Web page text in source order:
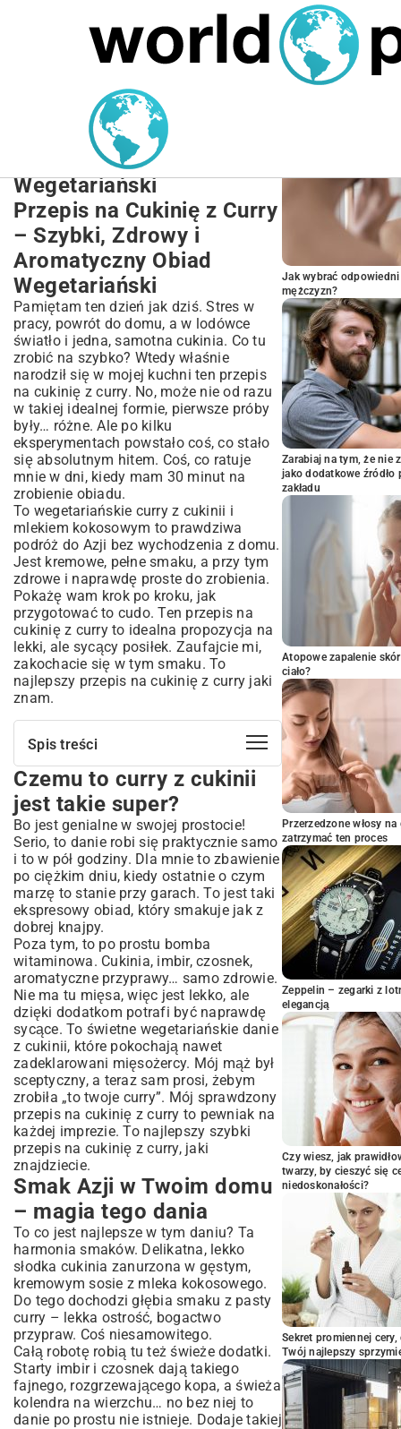
MARIUSZ ŁAMAGA 27.09.2025
Przepis na Cukinię z Curry
– Szybki, Zdrowy i
Aromatyczny Obiad
Wegetariański
Przepis na Cukinię z Curry
– Szybki, Zdrowy i
Aromatyczny Obiad
Wegetariański
Pamiętam ten dzień jak dziś. Stres w
pracy, powrót do domu, a w lodówce
światło i jedna, samotna cukinia. Co tu
zrobić na szybko? Wtedy właśnie
narodził się w mojej kuchni ten przepis
na cukinię z curry. No, może nie od razu
w takiej idealnej formie, pierwsze próby
były… różne. Ale po kilku
eksperymentach powstało coś, co stało
się absolutnym hitem. Coś, co ratuje
mnie w dni, kiedy mam 30 minut na
zrobienie obiadu.
To wegetariańskie curry z cukinii i
mlekiem kokosowym to prawdziwa
podróż do Azji bez wychodzenia z domu.
Jest kremowe, pełne smaku, a przy tym
zdrowe i naprawdę proste do zrobienia.
Pokażę wam krok po kroku, jak
przygotować to cudo. Ten przepis na
cukinię z curry to idealna propozycja na
lekki, ale sycący posiłek. Zaufajcie mi,
zakochacie się w tym smaku. To
najlepszy przepis na cukinię z curry jaki
znam.
Spis treści
Czemu to curry z cukinii jest takie super?
Smak Azji w Twoim domu – magia tego
dania
Co wrzucić do gara? Lista zakupów do
curry z cukinią
Jak zrobić to cudo? Przepis na cukinię z
curry krok po kroku
Nie trzymaj się sztywno przepisu! Moje
pomysły na wariacje
Z czym to jeść? Pomysły na podanie
curry z cukinią
Moje triki, żeby Twoje curry zawsze
wyszło idealne
Czy to jest zdrowe? Jasne, że tak!
No to do dzieła! Smacznego!
Czemu to curry z cukinii
jest takie super?
Bo jest genialne w swojej prostocie!
Serio, to danie robi się praktycznie samo
i to w pół godziny. Dla mnie to zbawienie
po ciężkim dniu, kiedy ostatnie o czym
marzę to stanie przy garach. To jest taki
ekspresowy obiad, który smakuje jak z
dobrej knajpy.
Poza tym, to po prostu bomba
witaminowa. Cukinia, imbir, czosnek,
aromatyczne przyprawy… samo zdrowie.
Nie ma tu mięsa, więc jest lekko, ale
dzięki dodatkom potrafi być naprawdę
sycące. To świetne wegetariańskie danie
z cukinii, które pokochają nawet
zadeklarowani mięsożercy. Mój mąż był
sceptyczny, a teraz sam prosi, żebym
zrobiła „to twoje curry”. Mój sprawdzony
przepis na cukinię z curry to pewniak na
każdej imprezie. To najlepszy szybki
przepis na cukinię z curry, jaki
znajdziecie.
Smak Azji w Twoim domu
– magia tego dania
To co jest najlepsze w tym daniu? Ta
harmonia smaków. Delikatna, lekko
słodka cukinia zanurzona w gęstym,
kremowym sosie z mleka kokosowego.
Do tego dochodzi głębia smaku z pasty
curry – lekka ostrość, bogactwo
przypraw. Coś niesamowitego.
Całą robotę robią tu też świeże dodatki.
Starty imbir i czosnek dają takiego
fajnego, rozgrzewającego kopa, a świeża
kolendra na wierzchu… no bez niej to
danie po prostu nie istnieje. Dodaje takiej
Jak wybrać
mężczyzn?
Zarabiaj na tym, że nie
jako dodatkowe
zakładu
Atopowe zapalenie
ciało?
Przerzedzone włosy
zatrzymać ten proces
Zeppelin – zegarki z
elegancją
Czy wiesz, jak
twarzy, by cieszyć się
niedoskonałości?
Sekret promiennej
Twój najlepszy